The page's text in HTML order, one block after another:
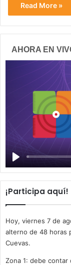
Read More »
AHORA EN
¡Participa aquí!
Hoy, viernes 7 de
alterno de 48 horas
Cuevas.
Zona 1: debe